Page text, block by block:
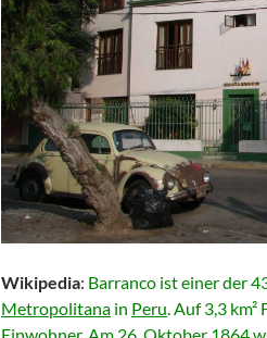
Wikipedia: Barranco ist einer der
Metropolitana in Peru. Auf 3,3